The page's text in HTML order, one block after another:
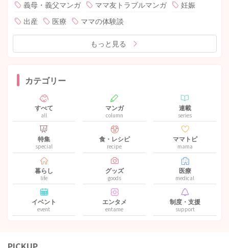
義母・義父マンガ ママ友トラブルマンガ
妊娠
出産
医療 ママの体験談
もっと見る
カテゴリー
すべて
all
マンガ
column
連載
series
特集
special
食・レシピ
recipe
ママトピ
mama
暮らし
life
グッズ
goods
医療
medical
イベント
event
エンタメ
entame
制度・支援
support